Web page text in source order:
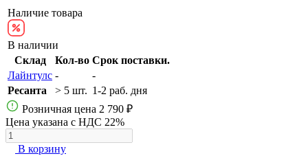
Наличие товара
В наличии
Склад
Кол-во Срок поставки.
Лайнтулс -
-
Ресанта
> 5 шт. 1-2 раб. дня
Розничная цена 2 790 ₽
Цена указана с НДС 22%
В корзину